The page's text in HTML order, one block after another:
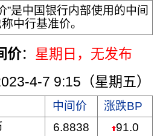
”是中国银行内部使用的中间
中行基准价。
价： 星期日 ，无发布
4-7 9:15（星期五）
中间价
涨跌BP
6.8838
91.0